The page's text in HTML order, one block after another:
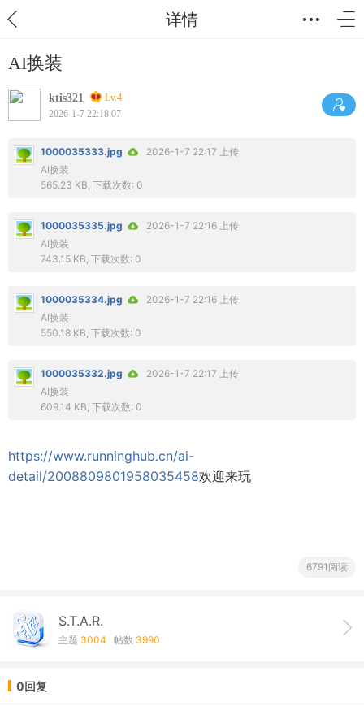
详情
AI换装
ktis321
Lv.4
2026-1-7 22:18:07
1000035333.jpg
2026-1-7 22:17 上传
AI换装
565.23 KB, 下载次数: 0
1000035335.jpg
2026-1-7 22:16 上传
AI换装
743.15 KB, 下载次数: 0
1000035334.jpg
2026-1-7 22:16 上传
AI换装
550.18 KB, 下载次数: 0
1000035332.jpg
2026-1-7 22:17 上传
AI换装
609.14 KB, 下载次数: 0
https://www.runninghub.cn/ai-
detail/2008809801958035458欢迎来玩
6791阅读
S.T.A.R.
主题 3004 帖数 3990
0回复